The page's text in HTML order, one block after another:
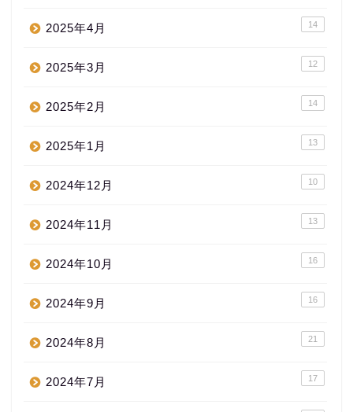
2025年4月 14
2025年3月 12
2025年2月 14
2025年1月 13
2024年12月 10
2024年11月 13
2024年10月 16
2024年9月 16
2024年8月 21
2024年7月 17